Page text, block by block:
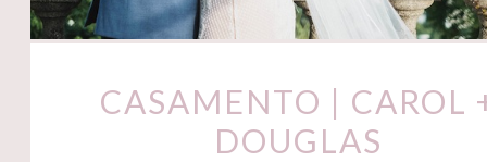
CASAMENTO | CAROL
DOUGLAS